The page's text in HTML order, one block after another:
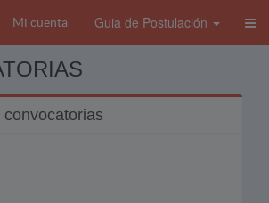
Mi cuenta Guia de Postulación